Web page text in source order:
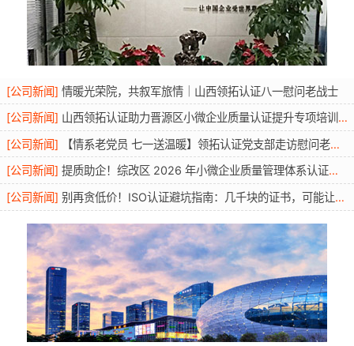
[公司新闻] 情暖光荣院，共叙军旅情｜山西领拓认证八一慰问老战士
[公司新闻] 山西领拓认证助力晋源区小微企业质量认证提升专项培训圆满开展
[公司新闻]
【情系老党员 七一送温暖】领拓认证党支部走访慰问老党员活动
[公司新闻] 提质助企！综改区 2026 年小微企业质量管理体系认证提升行动圆满举办
[公司新闻] 别再贪低价！ISO认证避坑指南：几千块的证书，可能让你投标直接废标